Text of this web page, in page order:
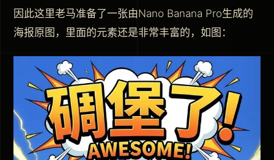
因此这里老马准备了一张由Nano Banana Pro生成的
海报原图，里面的元素还是非常丰富的，如图：